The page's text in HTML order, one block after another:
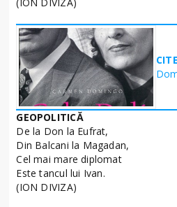
GEOPOLITICĂ
De la Don la Eufrat,
Din Balcani la Magadan,
Cel mai mare diplomat
Este tancul lui Ivan.
(ION DIVIZA)